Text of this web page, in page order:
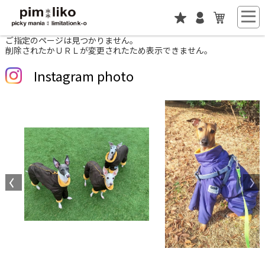
ご指定のページは見つかりません。
削除されたかＵＲＬが変更されたため表示できません。
Instagram photo